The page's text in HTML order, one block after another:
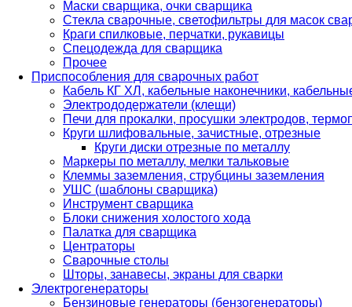
Маски сварщика, очки сварщика
Стекла сварочные, светофильтры для масок
Краги спилковые, перчатки, рукавицы
Спецодежда для сварщика
Прочее
Приспособления для сварочных работ
Кабель КГ ХЛ, кабельные наконечники,
Электрододержатели (клещи)
Печи для прокалки, просушки электродов,
Круги шлифовальные, зачистные, отрезные
Круги диски отрезные по металлу
Маркеры по металлу, мелки тальковые
Клеммы заземления, струбцины заземления
УШС (шаблоны сварщика)
Инструмент сварщика
Блоки снижения холостого хода
Палатка для сварщика
Центраторы
Сварочные столы
Шторы, занавесы, экраны для сварки
Электрогенераторы
Бензиновые генераторы (бензогенераторы)